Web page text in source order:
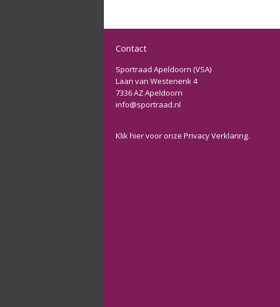
Contact
Sportraad Apeldoorn (VSA)
Laan van Westenenk 4
7336 AZ Apeldoorn
info@sportraad.nl
Klikhiervoor onze Privacy Verklaring.